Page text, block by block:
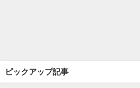
ピックアップ記事